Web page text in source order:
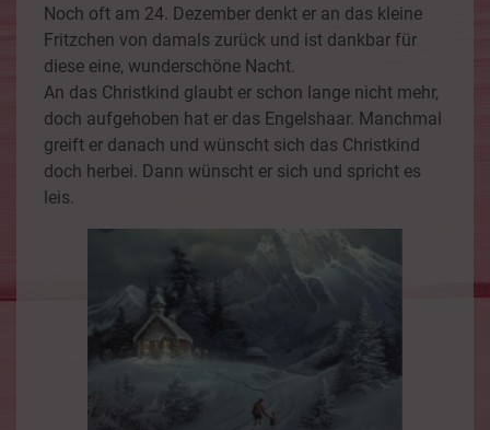
Noch oft am 24. Dezember denkt er an das kleine
Fritzchen von damals zurück und ist dankbar für
diese eine, wunderschöne Nacht.
An das Christkind glaubt er schon lange nicht mehr,
doch aufgehoben hat er das Engelshaar. Manchmal
greift er danach und wünscht sich das Christkind
doch herbei. Dann wünscht er sich und spricht es
leis.